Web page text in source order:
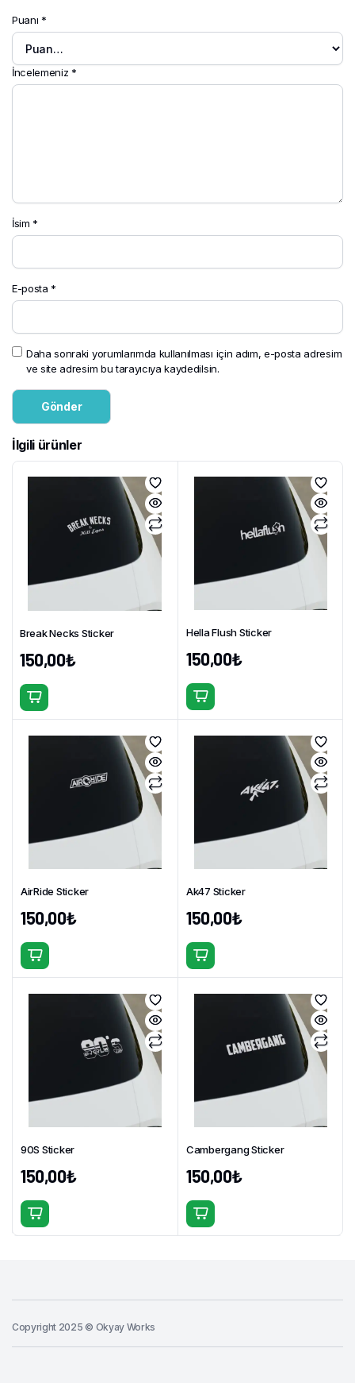
Puanı *
İncelemeniz *
İsim *
E-posta *
Daha sonraki yorumlarımda kullanılması için adım, e-posta adresim
ve site adresim bu tarayıcıya kaydedilsin.
İlgili ürünler
Break Necks Sticker
150,00₺
Bu
ürünün
varyasyonu
ürün
Hella Flush Sticker
150,00₺
Bu
ürünün
varyasyonu
ürün
AirRide Sticker
150,00₺
Bu
ürünün
varyasyonu
ürün
Ak47 Sticker
150,00₺
Bu
ürünün
varyasyonu
ürün
90S Sticker
150,00₺
Bu
ürünün
varyasyonu
Seçenekler
Cambergang Sticker
150,00₺
Bu
ürünün
varyasyonu
Copyright 2025 © Okyay Works